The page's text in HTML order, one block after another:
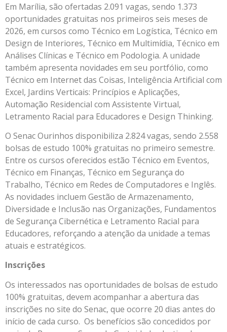
Em Marília, são ofertadas 2.091 vagas, sendo 1.373
oportunidades gratuitas nos primeiros seis meses de
2026, em cursos como Técnico em Logística, Técnico em
Design de Interiores, Técnico em Multimídia, Técnico em
Análises Clínicas e Técnico em Podologia. A unidade
também apresenta novidades em seu portfólio, como
Técnico em Internet das Coisas, Inteligência Artificial com
Excel, Jardins Verticais: Princípios e Aplicações,
Automação Residencial com Assistente Virtual,
Letramento Racial para Educadores e Design Thinking.
O Senac Ourinhos disponibiliza 2.824 vagas, sendo 2.558
bolsas de estudo 100% gratuitas no primeiro semestre.
Entre os cursos oferecidos estão Técnico em Eventos,
Técnico em Finanças, Técnico em Segurança do
Trabalho, Técnico em Redes de Computadores e Inglês.
As novidades incluem Gestão de Armazenamento,
Diversidade e Inclusão nas Organizações, Fundamentos
de Segurança Cibernética e Letramento Racial para
Educadores, reforçando a atenção da unidade a temas
atuais e estratégicos.
Inscrições
Os interessados nas oportunidades de bolsas de estudo
100% gratuitas, devem acompanhar a abertura das
inscrições no site do Senac, que ocorre 20 dias antes do
início de cada curso. Os benefícios são concedidos por